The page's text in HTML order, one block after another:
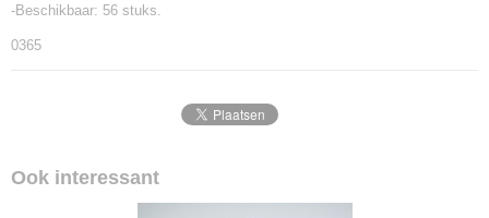
-Beschikbaar: 56 stuks.
0365
Ook interessant